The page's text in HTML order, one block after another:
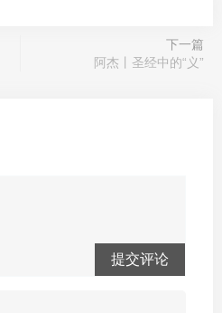
下一篇
阿杰丨圣经中的“义”
提交评论